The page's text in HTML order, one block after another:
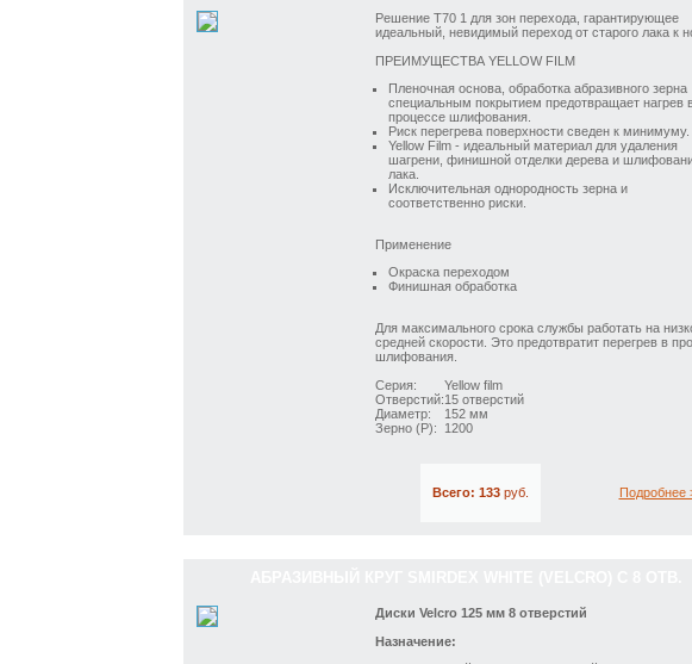
Решение T70 1 для зон перехода, гарантирующее
идеальный, невидимый переход от старого лака к
ПРЕИМУЩЕСТВА YELLOW FILM
Пленочная основа, обработка абразивного зерна
специальным покрытием предотвращает нагрев
процессе шлифования.
Риск перегрева поверхности сведен к минимуму.
Yellow Film - идеальный материал для удаления
шагрени, финишной отделки дерева и
лака.
Исключительная однородность зерна и
соответственно риски.
Применение
Окраска переходом
Финишная обработка
Для максимального срока службы работать на
средней скорости. Это предотвратит перегрев в
шлифования.
Серия:
Yellow film
Отверстий:15 отверстий
Диаметр:
152 мм
Зерно (P):
1200
Всего: 133 руб. Подробнее
Диски Velcro 125 мм 8 отверстий
Назначение: